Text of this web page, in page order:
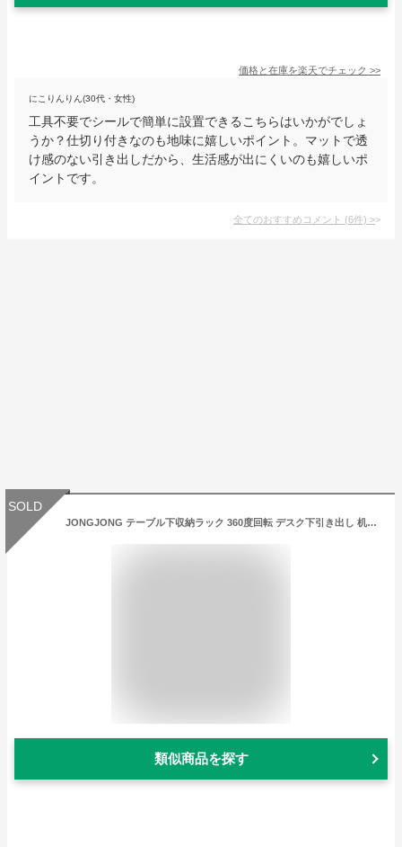
価格と在庫を楽天でチェック >>
にこりんりん(30代・女性)
工具不要でシールで簡単に設置できるこちらはいかがでしょ
うか？仕切り付きなのも地味に嬉しいポイント。マットで透
け感のない引き出しだから、生活感が出にくいのも嬉しいポ
イントです。
全てのおすすめコメント (6件) >
SOLD
JONGJONG テーブル下収納ラック 360度回転 デスク下引き出し 机下収納 クランプ式 磁石は吸着できる 多機能収納バスケット 穴あけ不要 取り付け簡単 小物整理 机用 卓下 机の下 天板0.5〜5cm設
類似商品を探す